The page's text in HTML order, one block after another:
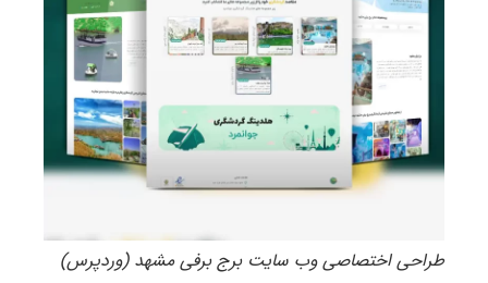
طراحی اختصاصی وب سایت برج برفی مشهد (وردپرس)